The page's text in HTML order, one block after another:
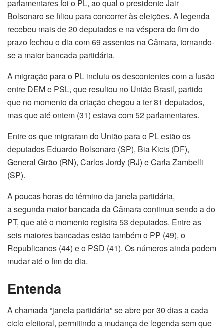
parlamentares foi o PL, ao qual o presidente Jair
Bolsonaro se filiou para concorrer às eleições. A legenda
recebeu mais de 20 deputados e na véspera do fim do
prazo fechou o dia com 69 assentos na Câmara, tornando-
se a maior bancada partidária.
A migração para o PL incluiu os descontentes com a fusão
entre DEM e PSL, que resultou no União Brasil, partido
que no momento da criação chegou ater81 deputados,
mas que atéontem (31) estava com 52 parlamentares.
Entre os que migraram do União para o PL estão os
deputados Eduardo Bolsonaro (SP), Bia Kicis (DF),
General Girão (RN), Carlos Jordy (RJ) e Carla Zambelli
(SP).
A poucas horas do término da janela partidária,
asegunda maior bancada da Câmara continua sendo a do
PT, que até o momento registra 53 deputados. Entre as
seis maiores bancadas estão também o PP (49), o
Republicanos (44) e o PSD (41). Os números ainda podem
mudar até o fim do dia.
Entenda
A chamada “janela partidária” se abre por 30 dias a cada
ciclo eleitoral, permitindo a mudança de legenda sem que